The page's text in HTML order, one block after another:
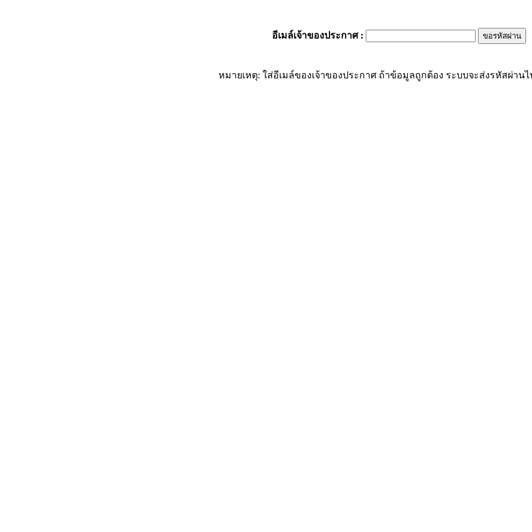
อีเมล์เจ้าของประกาศ:
หมายเหตุ: ใส่อีเมล์ของเจ้าของประกาศ ถ้าข้อมูลถูกต้อง ระบบจะส่งรหัสผ่าน